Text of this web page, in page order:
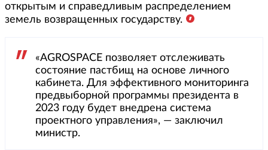
открытым и справедливым распределением
земель возвращенных государству.
«AGROSPACE позволяет отслеживать
состояние пастбищ на основе личного
кабинета. Для эффективного мониторинга
предвыборной программы президента в
2023 году будет внедрена система
проектного управления», — заключил
министр.